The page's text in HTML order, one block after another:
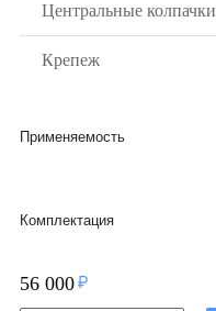
Центральные колпачки
Крепеж
Применяемость
Комплектация
56 000